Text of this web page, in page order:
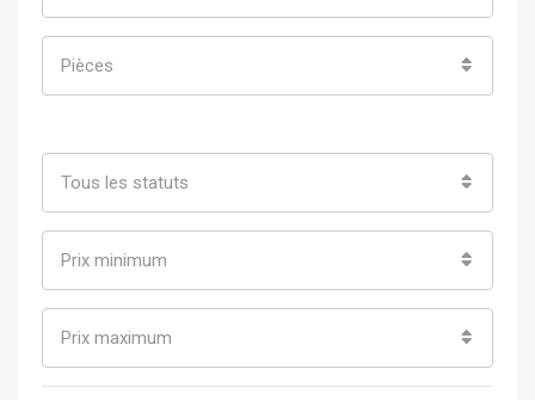
Pièces
Tous les statuts
Prix minimum
Prix maximum